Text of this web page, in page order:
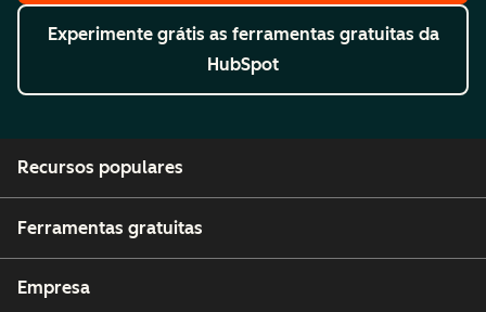
Experimente grátis as ferramentas gratuitas da
HubSpot
Recursos populares
Ferramentas gratuitas
Empresa